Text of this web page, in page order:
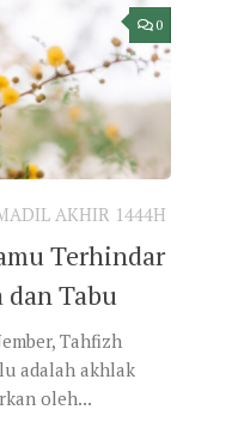
0
AKHIR 1444H
Terhindar
Tabu
Tahfizh
adalah akhlak
oleh...